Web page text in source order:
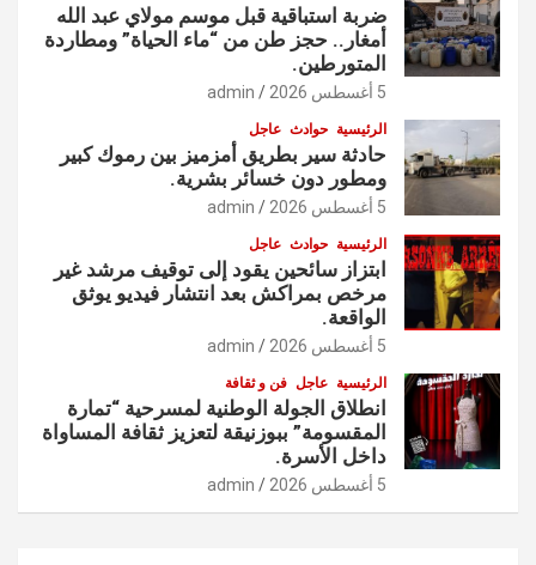
ضربة استباقية قبل موسم مولاي عبد الله
أمغار.. حجز طن من “ماء الحياة” ومطاردة
المتورطين.
5 أغسطس 2026 admin
الرئيسية حوادث عاجل
حادثة سير بطريق أمزميز بين رموك كبير
ومطور دون خسائر بشرية.
5 أغسطس 2026 admin
الرئيسية حوادث عاجل
ابتزاز سائحين يقود إلى توقيف مرشد غير
مرخص بمراكش بعد انتشار فيديو يوثق
الواقعة.
5 أغسطس 2026 admin
الرئيسية عاجل فن و ثقافة
انطلاق الجولة الوطنية لمسرحية “تمارة
المقسومة” ببوزنيقة لتعزيز ثقافة المساواة
داخل الأسرة.
5 أغسطس 2026 admin